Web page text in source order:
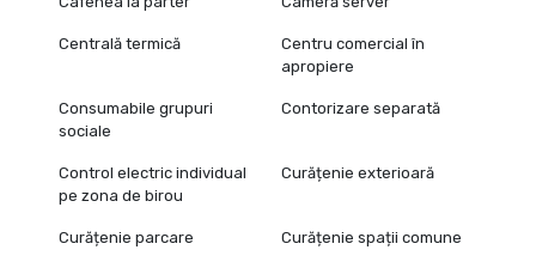
Centrală termică
Centru comercial în
apropiere
Consumabile grupuri
sociale
Contorizare separată
Control electric individual
pe zona de birou
Curățenie exterioară
Curățenie parcare Curățenie spații comune